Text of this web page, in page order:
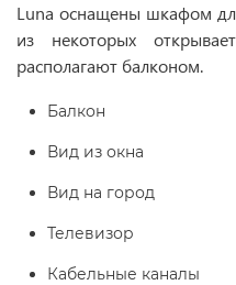
Luna оснащены шкафом
из некоторых
располагают балконом.
Балкон
Вид из окна
Вид на город
Телевизор
Кабельные каналы